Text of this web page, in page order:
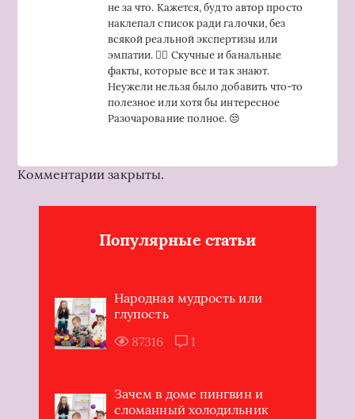
не за что. Кажется, будто автор просто
наклепал список ради галочки, без
всякой реальной экспертизы или
эмпатии. 🤷‍♀️ Скучные и банальные
факты, которые все и так знают.
Неужели нельзя было добавить что-то
полезное или хотя бы интересное
Разочарование полное. 😒
Комментарии закрыты.
Популярные статьи
Народная мудрость или
глупость
87316
1
Зачем в доме пингвин и
сломанный холодильник